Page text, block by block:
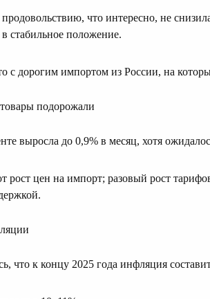
что интересно, не
стабильное положение.
с дорогим импортом из России, на
подорожали
выросла до 0,9% в месяц, хотя
рост цен на импорт; разовый рост
что к концу 2025 года инфляция